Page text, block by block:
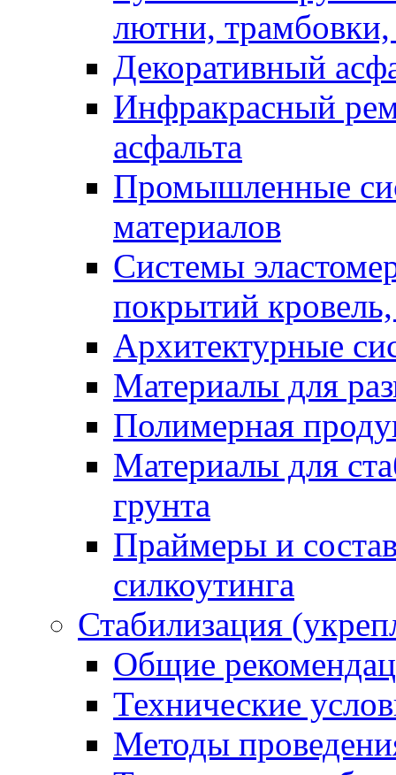
лютни, трамбовки,
Декоративный
Инфракрасный
асфальта
Промышленные
материалов
Системы
покрытий
Архитектурные
Материалы для
Полимерная
Материалы для
грунта
Праймеры и
силкоутинга
Стабилизация
Общие
Технические
Методы